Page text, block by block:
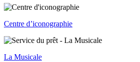
Centre d’iconographie
La Musicale